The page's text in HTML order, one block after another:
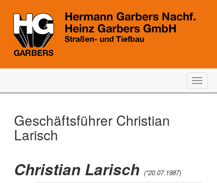
Geschäftsführer Christian
Larisch
Christian Larisch(*20.07.1987)